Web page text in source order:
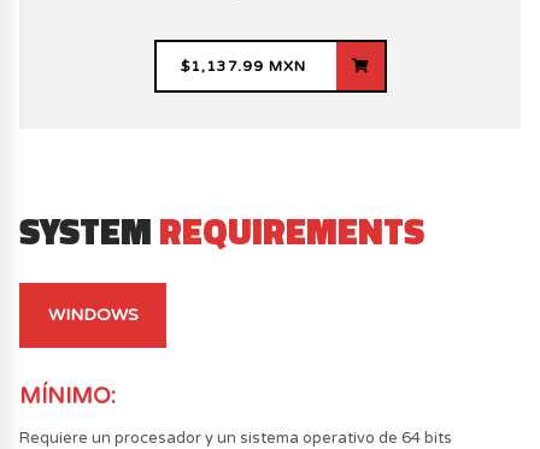
$1,137.99 MXN
SYSTEMREQUIREMENTS
WINDOWS
MÍNIMO:
Requiere un procesador y un sistema operativo de 64 bits